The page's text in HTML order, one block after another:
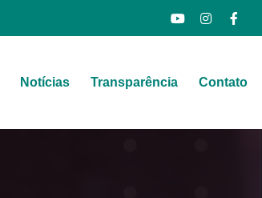
Notícias Transparência Contato